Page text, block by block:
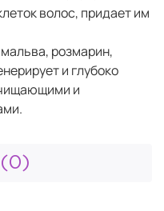
волос, придает им
розмарин,
и глубоко
и
(0)